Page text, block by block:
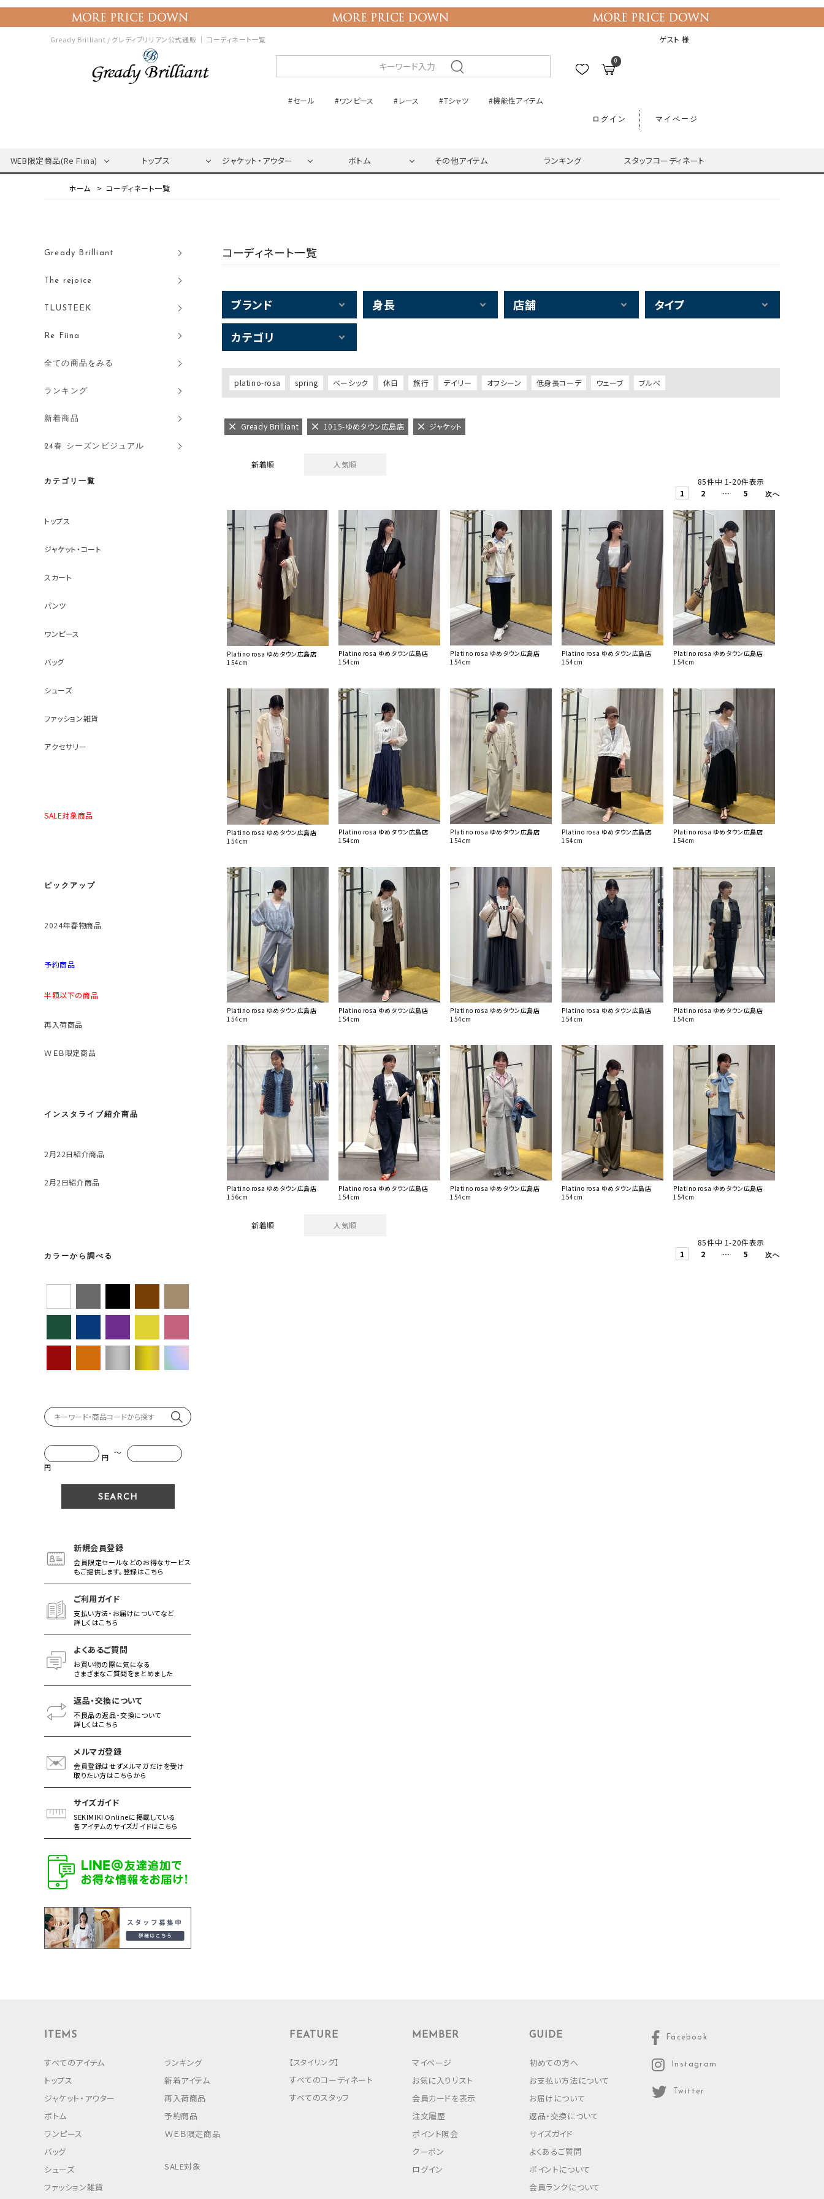
Gready Brilliant / グレディブリリアン公式通販 ｜ コーディネート一覧 ゲスト 様
0
#セール #ワンピース #レース #Tシャツ #機能性アイテム
ログイン マイページ
WEB限定商品(Re Fiina) トップス ジャケット・アウター ボトム その他アイテム ランキング スタッフコーディネート
コーディネート一覧
Gready Brilliant
The rejoice
TLUSTEEK
Re Fiina
全ての商品をみる
ランキング
新着商品
24春 シーズンビジュアル
カテゴリ一覧
トップス
ジャケット・コート
スカート
パンツ
ワンピース
バッグ
シューズ
ファッション雑貨
アクセサリー
SALE対象商品
ピックアップ
2024年春物商品
予約商品
半額以下の商品
再入荷商品
ＷＥＢ限定商品
インスタライブ紹介商品
2月22日紹介商品
2月2日紹介商品
カラーから調べる
円 ～
円
新規会員登録
会員限定セールなどのお得なサービス
もご提供します。登録はこちら
ご利用ガイド
支払い方法・お届けについてなど
詳しくはこちら
よくあるご質問
お買い物の際に気になる
さまざまなご質問をまとめました
返品・交換について
不良品の返品・交換について
詳しくはこちら
メルマガ登録
会員登録はせずメルマガだけを受け
取りたい方はこちらから
サイズガイド
SEKIMIKI Onlineに掲載している
各アイテムのサイズガイドはこちら
コーディネート一覧
ブランド 身長 店舗 タイプ
カテゴリ
platino-rosa spring ベーシック 休日 旅行 デイリー オフシーン 低身長コーデ ウェーブ ブルべ
Gready Brilliant 1015-ゆめタウン広島店 ジャケット
新着順
人気順
85件中 1-20件表示
1
2 … 5
Platino rosa ゆめタウン広島店
154cm
Platino rosa ゆめタウン広島店
154cm
Platino rosa ゆめタウン広島店
154cm
Platino rosa ゆめタウン広島店
154cm
Platino rosa ゆめタウン広島店
154cm
Platino rosa ゆめタウン広島店
154cm
Platino rosa ゆめタウン広島店
154cm
Platino rosa ゆめタウン広島店
154cm
Platino rosa ゆめタウン広島店
154cm
Platino rosa ゆめタウン広島店
154cm
Platino rosa ゆめタウン広島店
154cm
Platino rosa ゆめタウン広島店
154cm
Platino rosa ゆめタウン広島店
154cm
Platino rosa ゆめタウン広島店
154cm
Platino rosa ゆめタウン広島店
154cm
Platino rosa ゆめタウン広島店
156cm
Platino rosa ゆめタウン広島店
154cm
Platino rosa ゆめタウン広島店
154cm
Platino rosa ゆめタウン広島店
154cm
Platino rosa ゆめタウン広島店
154cm
新着順
人気順
85件中 1-20件表示
1
2 … 5
ITEMS
すべてのアイテム
トップス
ジャケット・アウター
ボトム
ワンピース
バッグ
シューズ
ファッション雑貨
ランキング
新着アイテム
再入荷商品
予約商品
ＷＥＢ限定商品
SALE対象
FEATURE
【スタイリング】
すべてのコーディネート
すべてのスタッフ
MEMBER
マイページ
お気に入りリスト
会員カードを表示
注文履歴
ポイント照会
クーポン
ログイン
GUIDE
初めての方へ
お支払い方法について
お届けについて
返品・交換について
サイズガイド
よくあるご質問
ポイントについて
会員ランクについて
Facebook
Instagram
Twitter